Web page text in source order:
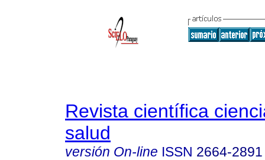
Revista científica
salud
versión On-line ISSN 2664-2891